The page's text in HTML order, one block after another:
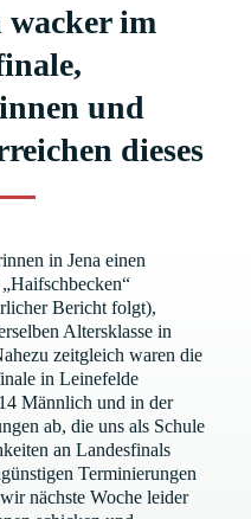
wacker im
und
dieses
in Jena einen
Bericht folgt),
Altersklasse in
zeitgleich waren die
in Leinefelde
Männlich und in der
ab, die uns als Schule
an Landesfinals
Terminierungen
nächste Woche leider